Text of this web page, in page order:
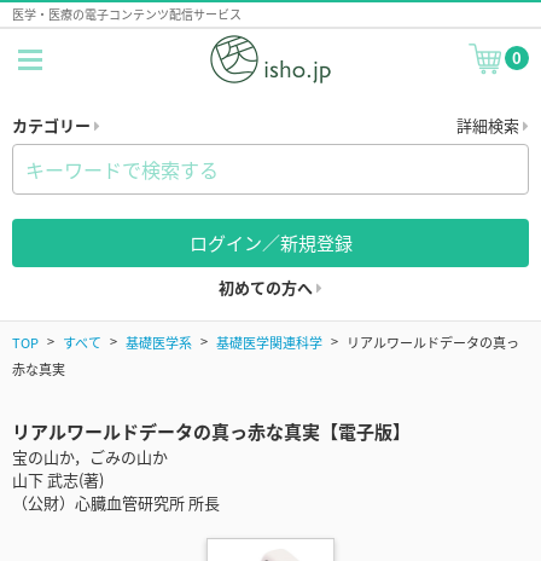
医学・医療の電子コンテンツ配信サービス
0
カテゴリー 詳細検索
ログイン／新規登録
初めての方へ
TOP すべて 基礎医学系 基礎医学関連科学
リアルワールドデータの真っ
赤な真実
リアルワールドデータの真っ赤な真実【電子版】
宝の山か，ごみの山か
山下 武志(著)
（公財）心臓血管研究所 所長